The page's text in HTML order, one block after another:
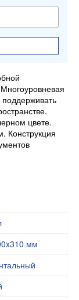
поддерживать
цвете.
Конструкция
мм